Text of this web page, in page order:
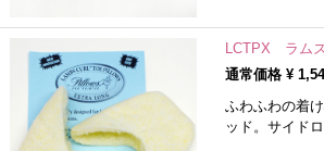
LCTPX ラム
通常価格 ¥
ふわふわの着
ッド。サイド